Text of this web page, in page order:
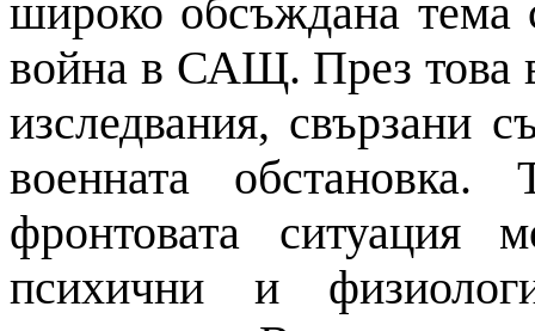
широко обсъждана тема
война в САЩ. През това
изследвания, свързани
военната обстановка.
фронтовата ситуация
психични и